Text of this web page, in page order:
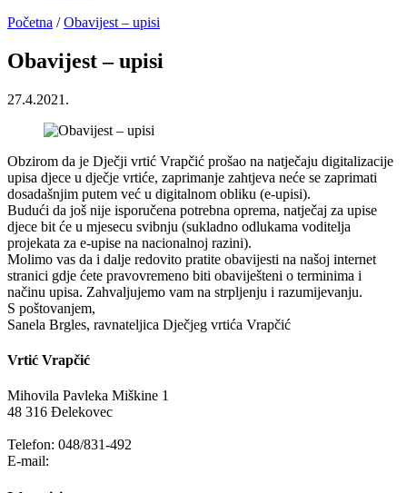
Početna / Obavijest – upisi
Obavijest – upisi
27.4.2021.
Obzirom da je Dječji vrtić Vrapčić prošao na natječaju digitalizacije
upisa djece u dječje vrtiće, zaprimanje zahtjeva neće se zaprimati
dosadašnjim putem već u digitalnom obliku (e-upisi).
Budući da još nije isporučena potrebna oprema, natječaj za upise
djece bit će u mjesecu svibnju (sukladno odlukama voditelja
projekata za e-upise na nacionalnoj razini).
Molimo vas da i dalje redovito pratite obavijesti na našoj internet
stranici gdje ćete pravovremeno biti obaviješteni o terminima i
načinu upisa. Zahvaljujemo vam na strpljenju i razumijevanju.
S poštovanjem,
Sanela Brgles, ravnateljica Dječjeg vrtića Vrapčić
Vrtić Vrapčić
Mihovila Pavleka Miškine 1
48 316 Đelekovec
Telefon: 048/831-492
E-mail: